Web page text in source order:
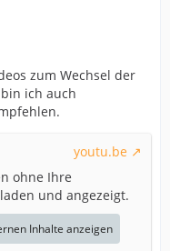
zum Wechsel der
ich auch
youtu.be
ohne Ihre
und angezeigt.
Inhalte anzeigen